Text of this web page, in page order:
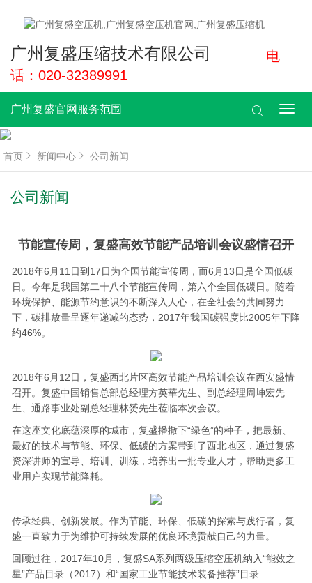
广州复盛压缩技术有限公司
电
话：020-32389991
广
广州复盛官网服务范围
首页 新闻中心 公司新闻
公司新闻
节能宣传周，复盛高效节能产品培训会议盛情召开
2018年6月11日到17日为全国节能宣传周，而6月13日是全国低碳
日。今年是我国第二十八个节能宣传周，第六个全国低碳日。随着
环境保护、能源节约意识的不断深入人心，在全社会的共同努力
下，碳排放量呈逐年递减的态势，2017年我国碳强度比2005年下降
约46%。
2018年6月12日，复盛西北片区高效节能产品培训会议在西安盛情
召开。复盛中国销售总部总经理方英華先生、副总经理周坤宏先
生、通路事业处副总经理林赟先生莅临本次会议。
在这座文化底蕴深厚的城市，复盛播撒下“绿色”的种子，把最新、
最好的技术与节能、环保、低碳的方案带到了西北地区，通过复盛
资深讲师的宣导、培训、训练，培养出一批专业人才，帮助更多工
业用户实现节能降耗。
传承经典、创新发展。作为节能、环保、低碳的探索与践行者，复
盛一直致力于为维护可持续发展的优良环境贡献自己的力量。
回顾过往，2017年10月，复盛SA系列两级压缩空压机纳入“能效之
星”产品目录（2017）和“国家工业节能技术装备推荐”目录